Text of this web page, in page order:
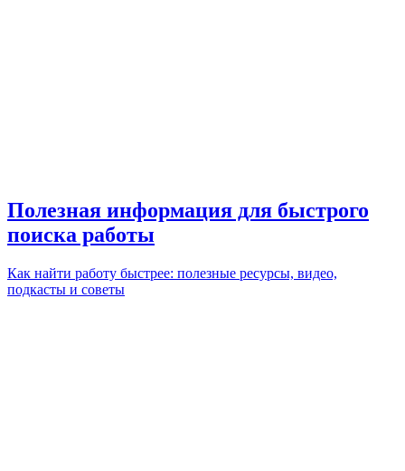
Полезная информация для быстрого
поиска работы
Как найти работу быстрее: полезные ресурсы, видео,
подкасты и советы